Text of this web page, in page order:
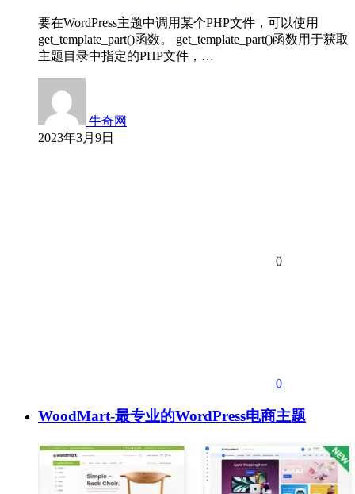
要在WordPress主题中调用某个PHP文件，可以使用
get_template_part()函数。 get_template_part()函数用于获取
主题目录中指定的PHP文件，…
牛奇网
2023年3月9日
0
0
WoodMart-最专业的WordPress电商主题